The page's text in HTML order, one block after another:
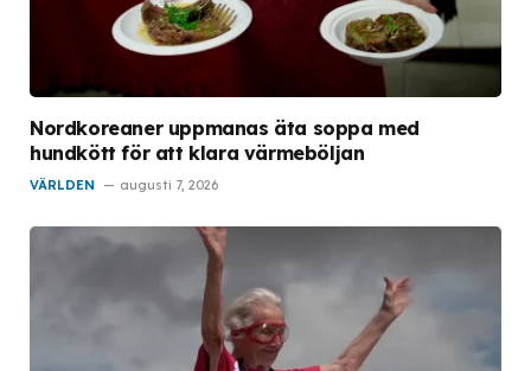
Nordkoreaner uppmanas äta soppa med
hundkött för att klara värmeböljan
VÄRLDEN augusti 7, 2026